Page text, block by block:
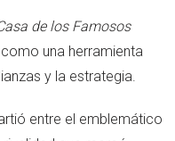
de los Famosos
una herramienta
y la estrategia.
entre el emblemático